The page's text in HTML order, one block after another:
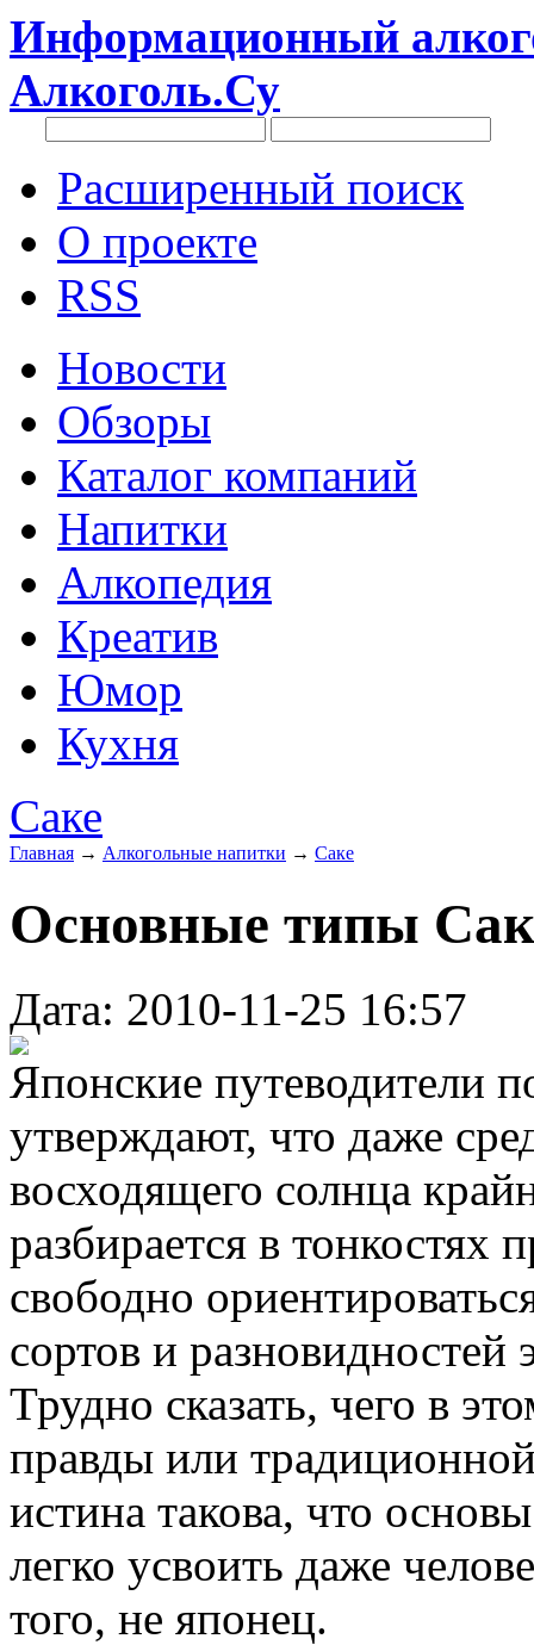
Информационный
Алкоголь.Су
Расширенный поиск
О проекте
RSS
Новости
Обзоры
Каталог компаний
Напитки
Алкопедия
Креатив
Юмор
Кухня
Саке
Главная → Алкогольные напитки → Саке
Основные типы
Дата: 2010-11-25 16:57
Японские путеводители
утверждают, что даже
восходящего солнца
разбирается в тонкостях
свободно
сортов и разновидностей
Трудно сказать, чего в
правды или
истина такова, что
легко усвоить даже
того, не японец.